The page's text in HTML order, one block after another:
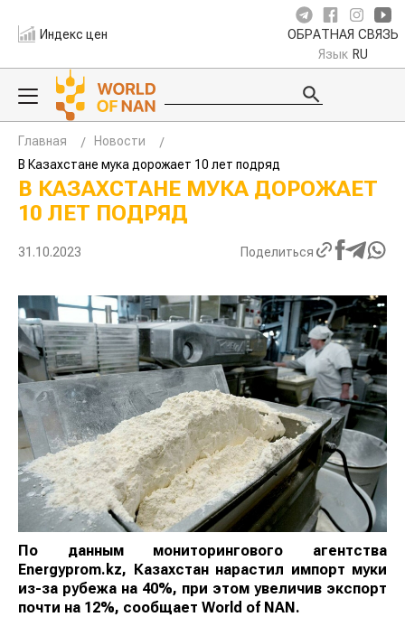
Индекс цен ОБРАТНАЯ СВЯЗЬ
Язык RU
Главная
Новости
В Казахстане мука дорожает 10 лет подряд
В КАЗАХСТАНЕ МУКА ДОРОЖАЕТ
10 ЛЕТ ПОДРЯД
31.10.2023 Поделиться
По данным мониторингового агентства
Еnergyprom.kz, Казахстан нарастил импорт муки
из-за рубежа на 40%, при этом увеличив экспорт
почти на 12%, сообщает World of NAN.